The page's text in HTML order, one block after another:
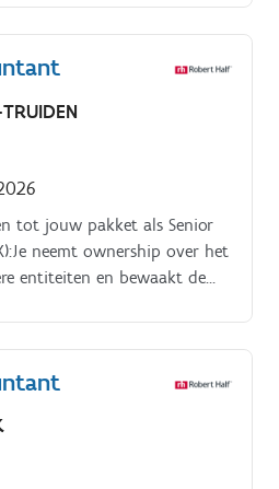
tot jouw pakket als Senior
neemt ownership over het
entiteiten en bewaakt de
zelfstandig complexere
afschrijvingen,
herwaarderingen, loonkosten